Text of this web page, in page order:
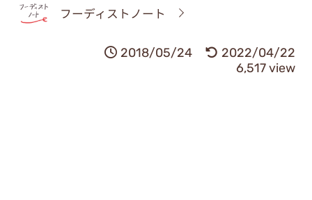
フーディストノート
2018/05/24
2022/04/22
6,517 view